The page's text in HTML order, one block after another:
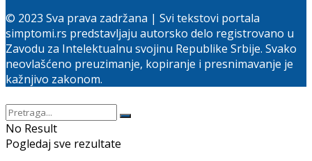
© 2023 Sva prava zadržana | Svi tekstovi portala
simptomi.rs predstavljaju autorsko delo registrovano u
Zavodu za Intelektualnu svojinu Republike Srbije. Svako
neovlašćeno preuzimanje, kopiranje i presnimavanje je
kažnjivo zakonom.
No Result
Pogledaj sve rezultate